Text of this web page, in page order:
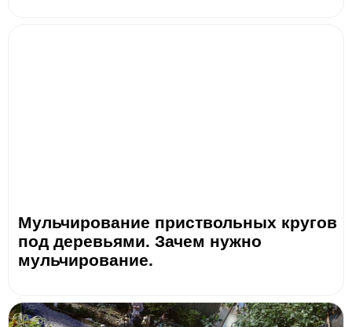
Мульчирование приствольных кругов
под деревьями. Зачем нужно
мульчирование.